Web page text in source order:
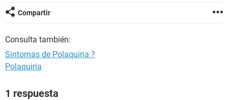
Compartir
Consulta también:
Sintomas de Polaquiria ?
Polaquiria
1 respuesta